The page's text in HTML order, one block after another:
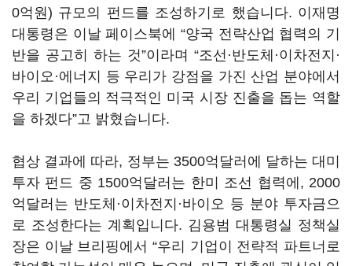
0억원) 규모의 펀드를 조성하기로 했습니다. 이재명
대통령은 이날 페이스북에 “양국 전략산업 협력의 기
반을 공고히 하는 것”이라며 “조선·반도체·이차전지·
바이오·에너지 등 우리가 강점을 가진 산업 분야에서
우리 기업들의 적극적인 미국 시장 진출을 돕는 역할
을 하겠다”고 밝혔습니다.
협상 결과에 따라, 정부는 3500억달러에 달하는 대미
투자 펀드 중 1500억달러는 한미 조선 협력에, 2000
억달러는 반도체·이차전지·바이오 등 분야 투자금으
로 조성한다는 계획입니다. 김용범 대통령실 정책실
장은 이날 브리핑에서 “우리 기업이 전략적 파트너로